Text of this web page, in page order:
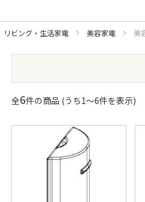
リビング・生活家電 美容家電 美
全6件の商品 (うち1〜6件を表示)